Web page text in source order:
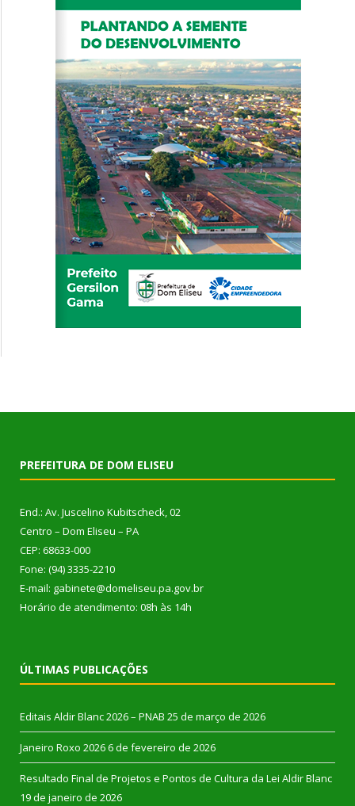
PREFEITURA DE DOM ELISEU
End.: Av. Juscelino Kubitscheck, 02
Centro – Dom Eliseu – PA
CEP: 68633-000
Fone: (94) 3335-2210
E-mail: gabinete@domeliseu.pa.gov.br
Horário de atendimento: 08h às 14h
ÚLTIMAS PUBLICAÇÕES
Editais Aldir Blanc 2026 – PNAB 25 de março de 2026
Janeiro Roxo 2026 6 de fevereiro de 2026
Resultado Final de Projetos e Pontos de Cultura da Lei Aldir Blanc
19 de janeiro de 2026